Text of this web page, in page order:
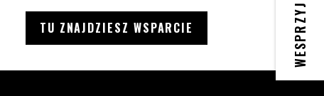
WESPRZYJ
TU ZNAJDZIESZ WSPARCIE